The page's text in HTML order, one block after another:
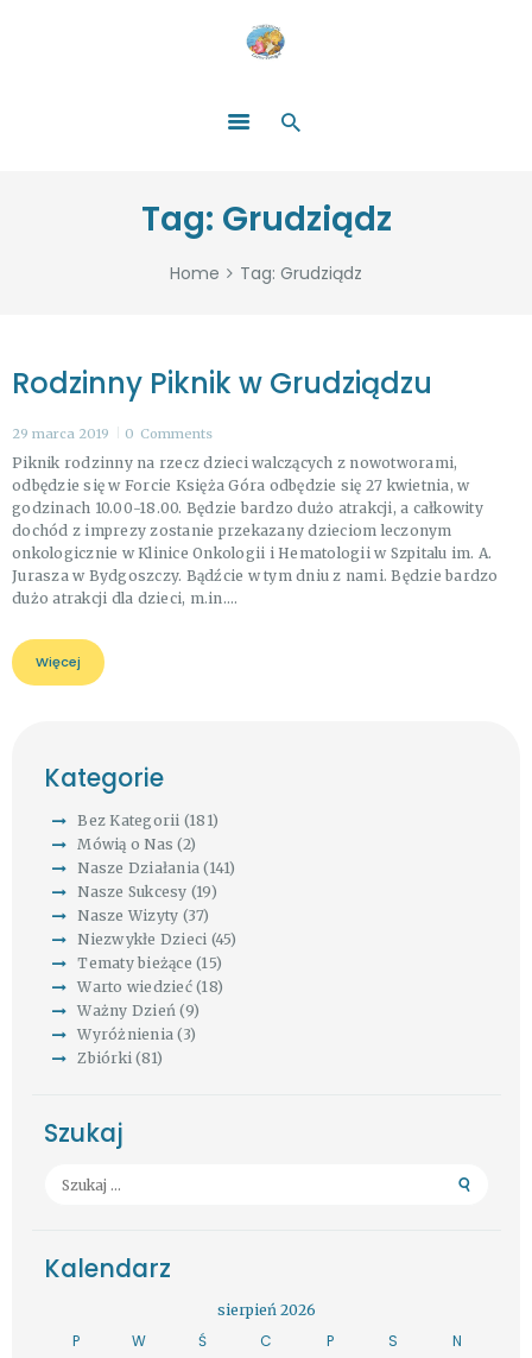
Tag: Grudziądz
Home Tag: Grudziądz
ZOSTAŃ DARCZYŃCĄ!
WYDARZENIA
PARTNERZY
Rodzinny Piknik w Grudziądzu
29 marca 2019 0 Comments
Piknik rodzinny na rzecz dzieci walczących z nowotworami,
odbędzie się w Forcie Księża Góra odbędzie się 27 kwietnia, w
godzinach 10.00-18.00. Będzie bardzo dużo atrakcji, a całkowity
dochód z imprezy zostanie przekazany dzieciom leczonym
onkologicznie w Klinice Onkologii i Hematologii w Szpitalu im. A.
Jurasza w Bydgoszczy. Bądźcie w tym dniu z nami. Będzie bardzo
dużo atrakcji dla dzieci, m.in.…
Więcej
Kategorie
Bez Kategorii (181)
Mówią o Nas (2)
Nasze Działania (141)
Nasze Sukcesy (19)
Nasze Wizyty (37)
Niezwykłe Dzieci (45)
Tematy bieżące (15)
Warto wiedzieć(18)
Ważny Dzień (9)
Wyróżnienia (3)
Zbiórki (81)
Szukaj
Szukaj:
Kalendarz
sierpień 2026
P W Ś C P S N